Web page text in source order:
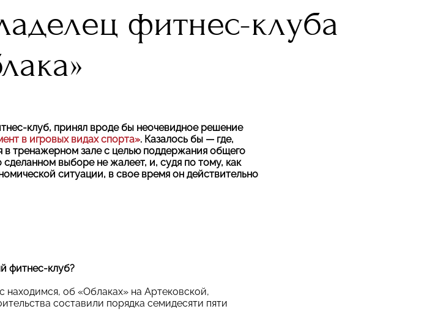
фитнес-клуба
клуб, принял вроде бы неочевидное решение
в игровых видах спорта». Казалось бы — где,
в тренажерном зале с целью поддержания общего
выборе не жалеет, и, судя по тому, как
ситуации, в свое время он действительно
фитнес-клуб?
находимся, об «Облаках» на Артековской,
составили порядка семидесяти пяти